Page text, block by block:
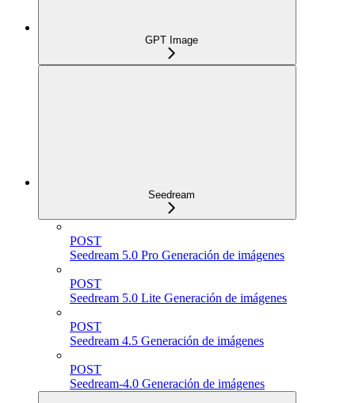
GPT Image
Seedream
POST
Seedream 5.0 Pro Generación de imágenes
POST
Seedream 5.0 Lite Generación de imágenes
POST
Seedream 4.5 Generación de imágenes
POST
Seedream-4.0 Generación de imágenes